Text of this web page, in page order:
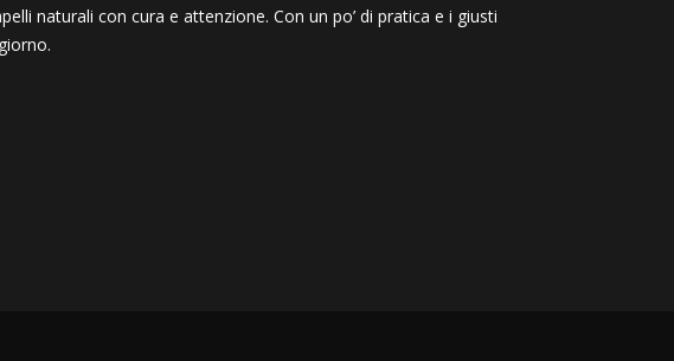
naturali con cura e attenzione. Con un po’ di pratica e i giusti